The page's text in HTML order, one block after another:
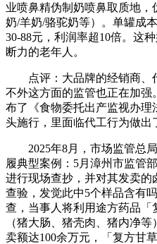
业喷鼻精伪制奶喷鼻取质地
奶/羊奶/骆驼奶等）。单罐成
30-88元，利润率超10倍。这
断力的老年人。
点评：大品牌的经销商、
不外这方面的监管也正在加
布了《食物委托出产监视办理
头施行，里面临代工行为做出
2025年8月，市场监管总局
履典型案例：5月漳州市监管
进行现场查抄，并对其发卖
查验，发觉此中5个样品含有
查，当事人将利用途方药品
（猪大肠、猪壳肉、猪内净
卖额达100余万元，「复方甘